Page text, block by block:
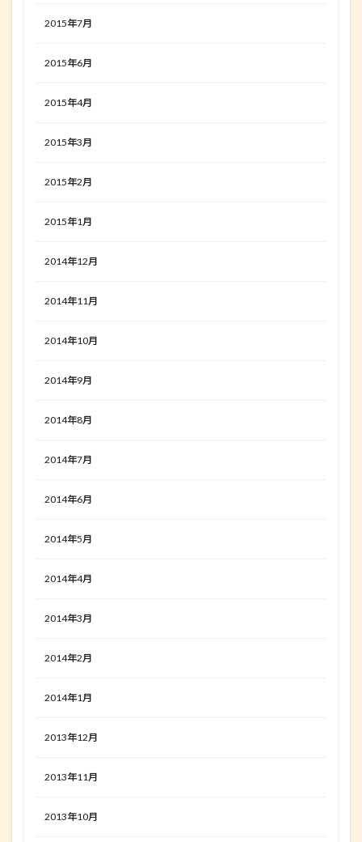
2015年7月
2015年6月
2015年4月
2015年3月
2015年2月
2015年1月
2014年12月
2014年11月
2014年10月
2014年9月
2014年8月
2014年7月
2014年6月
2014年5月
2014年4月
2014年3月
2014年2月
2014年1月
2013年12月
2013年11月
2013年10月